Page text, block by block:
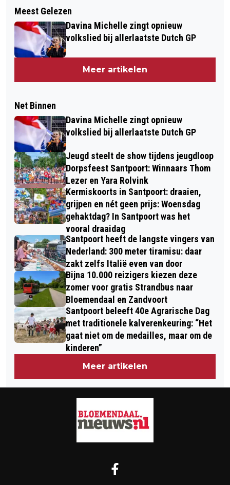
Meest Gelezen
Davina Michelle zingt opnieuw
volkslied bij allerlaatste Dutch GP
Meer artikelen
Net Binnen
Davina Michelle zingt opnieuw
volkslied bij allerlaatste Dutch GP
Jeugd steelt de show tijdens jeugdloop
Dorpsfeest Santpoort: Winnaars Thom
Lezer en Yara Rolvink
Kermiskoorts in Santpoort: draaien,
grijpen en nét geen prijs: Woensdag
gehaktdag? In Santpoort was het
vooral draaidag
Santpoort heeft de langste vingers van
Nederland: 300 meter tiramisu: daar
zakt zelfs Italië even van door
Bijna 10.000 reizigers kiezen deze
zomer voor gratis Strandbus naar
Bloemendaal en Zandvoort
Santpoort beleeft 40e Agrarische Dag
met traditionele kalverenkeuring: “Het
gaat niet om de medailles, maar om de
kinderen”
Meer artikelen